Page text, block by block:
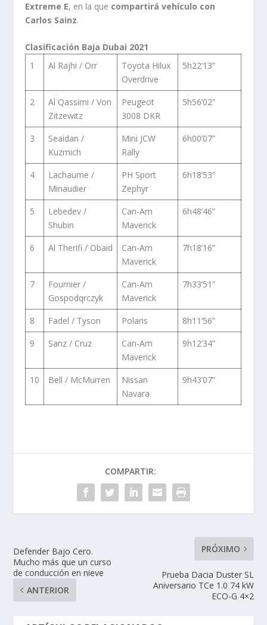
Extreme E, en la que compartirá vehículo con
Carlos Sainz.
Clasificación Baja Dubai 2021
1
Al Rajhi / Orr
Toyota Hilux
Overdrive
5h22’13”
2
Al Qassimi / Von
Zitzewitz
Peugeot
3008 DKR
5h56’02”
3
Seaidan /
Kuzmich
Mini JCW
Rally
6h00’07”
4
Lachaume /
Minaudier
PH Sport
Zephyr
6h18’53”
5
Lebedev /
Shubin
Can-Am
Maverick
6h48’46”
6 Al Therifi / Obaid
Can-Am
Maverick
7h18’16”
7
Fournier /
Gospodqrczyk
Can-Am
Maverick
7h33’51”
8 Fadel / Tyson Polaris
8h11’56”
9
Sanz / Cruz
Can-Am
Maverick
9h12’34”
10 Bell / McMurren
Nissan
Navara
9h43’07”
COMPARTIR:
Defender Bajo Cero.
Mucho más que un curso
de conducción en nieve
ANTERIOR
PRÓXIMO
Prueba Dacia Duster SL
Aniversario TCe 1.0 74 kW
ECO-G 4×2